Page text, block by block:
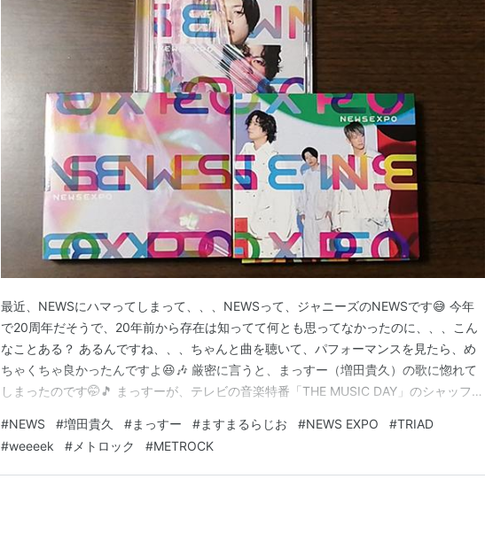
最近、NEWSにハマってしまって、、、NEWSって、ジャニーズのNEWSです😅 今年
で20周年だそうで、20年前から存在は知ってて何とも思ってなかったのに、、、こん
なことある？ あるんですね、、、ちゃんと曲を聴いて、パフォーマンスを見たら、め
ちゃくちゃ良かったんですよ😆🎶 厳密に言うと、まっすー（増田貴久）の歌に惚れて
しまったのです🤭🎵 まっすーが、テレビの音楽特番「THE MUSIC DAY」のシャッフル
順を追って書くと、・YouTubeの「ジャにのちゃんねる」を見てて、中丸くんていいな
と思って「ますまるらじお」…
#NEWS #増田貴久 #まっすー #ますまるらじお #NEWS EXPO #TRIAD
#weeeek # メトロック #METROCK